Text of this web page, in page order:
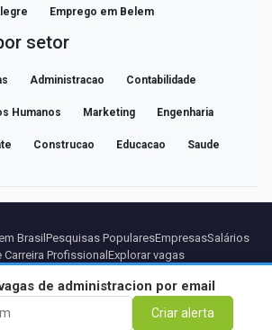
Emprego em Belem
setor
Administracao Contabilidade
Humanos Marketing Engenharia
Construcao Educacao Saude
de administracion por email
Criar alerta
Brasil Pesquisas PopularesEmpresasSalários
Carreira Profissional Explorar vagas
legalPrivacidadeTermosTermos Premium
Premium
Contato